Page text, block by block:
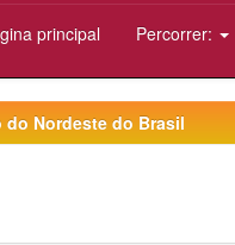
principal Percorrer:
do Nordeste do Brasil